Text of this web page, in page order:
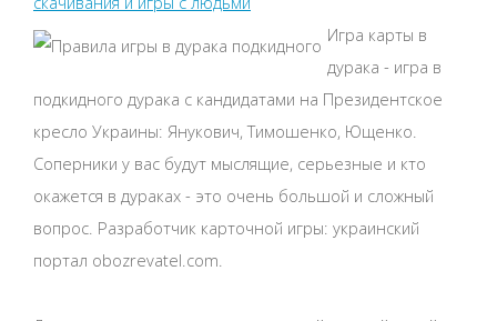
Игра карты в
дурака - игра в
подкидного дурака с кандидатами на Президентское
кресло Украины: Янукович, Тимошенко, Ющенко.
Соперники у вас будут мыслящие, серьезные и кто
окажется в дураках - это очень большой и сложный
вопрос. Разработчик карточной игры: украинский
портал obozrevatel.com.